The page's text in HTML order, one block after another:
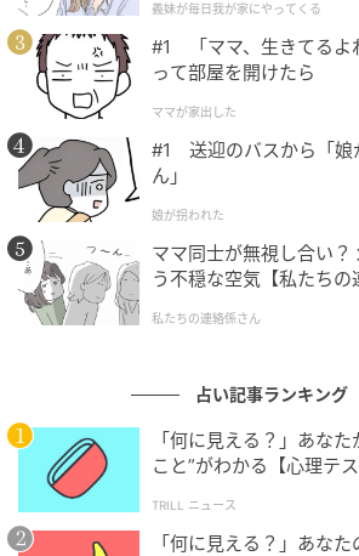
3. 人の顔に見えた人は「仕事
あ」
図形が人の顔に見えた人は、今同僚
る人だなあ」と思われているかもし
は、同僚から見た時に、タスク管理
ら頼りにされる存在に見えるようで
事量であっても、テキパキとこなし
し、知識も豊富で、何をやらせても
に見受けられます。
いるでしょう。飲み込みも早いです
短時間でいくつものことを同時にこ
できる傾向があります。そのため、
も仕事ができる方だと言えるでしょ
は、あなたに対して安心感を抱いて
が】
義妹が毎日我が家にやってくる
#1 「ママ、生きてるよ
って部屋を開けたら
ママが家出した
#1 送迎のバスから「娘
ん」
娘が拐われた
ママ同士が無視し合い
う不穏な空気【私たちの
私たちの連絡係さん
占い記事ランキング
「何に見える？」あな
こと”がわかる【心理テス
TRILL ニュース
「何に見える？」あな